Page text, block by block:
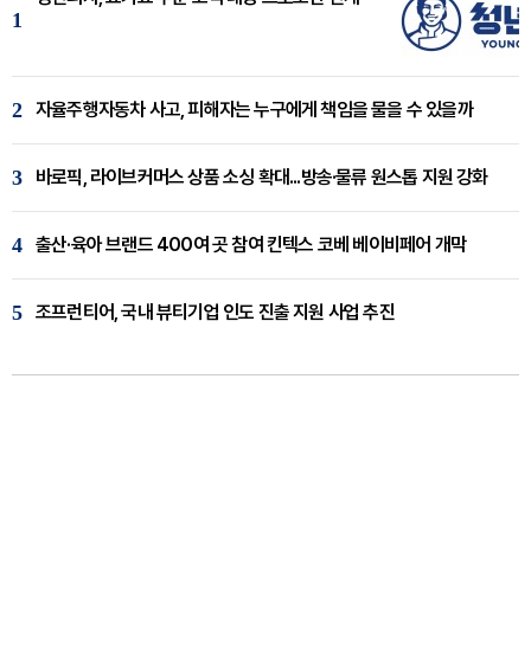
1
2 자율주행자동차 사고, 피해자는 누구에게 책임을 물을 수 있을까
3 바로픽, 라이브커머스 상품 소싱 확대...방송·물류 원스톱 지원 강화
4 출산·육아 브랜드 400여 곳 참여 킨텍스 코베 베이비페어 개막
5 조프런티어, 국내 뷰티기업 인도 진출 지원 사업 추진